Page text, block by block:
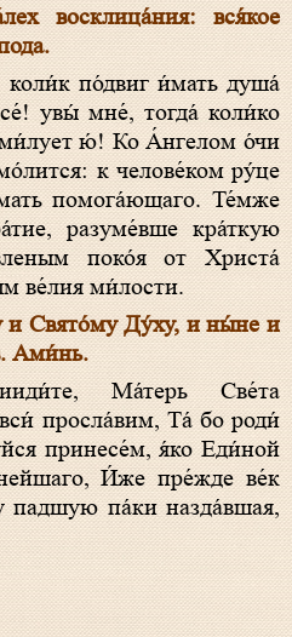
восклица́ния: вся́кое
по́двиг и́мать душа́
увы́ мне́, тогда́ коли́ко
ю́! Ко А́нгелом о́чи
к челове́ком ру́це
помога́ющаго. Те́мже
разуме́вше кра́ткую
поко́я от Христа́
ве́лия ми́лости.
Ами́нь.
Ма́терь Све́та
просла́вим, Та́ бо роди́
принесе́м, я́ко Еди́ной
И́же пре́жде ве́к
падшую па́ки назда́вшая,